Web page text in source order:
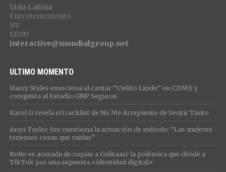
Vida Latina
Entretenimiento
NY
EEUU
interactive@mundialgroup.net
ULTIMO MOMENTO
Harry Styles emociona al cantar “Cielito Lindo” en CDMX y
conquista al Estadio GNP Seguros
Karol G revela el tracklist de No Me Arrepiento de Sentir Tanto
Anya Taylor-Joy cuestiona la actuación de método: “Las mujeres
tenemos cosas que cuidar”
RoRo es acusada de copiar a Galitaari: la polémica que divide a
TikTok por una supuesta «identidad digital»